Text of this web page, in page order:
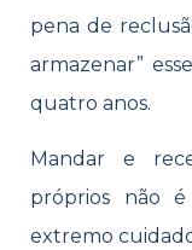
pena de
armazenar”
quatro anos.
Mandar e
próprios não
extremo